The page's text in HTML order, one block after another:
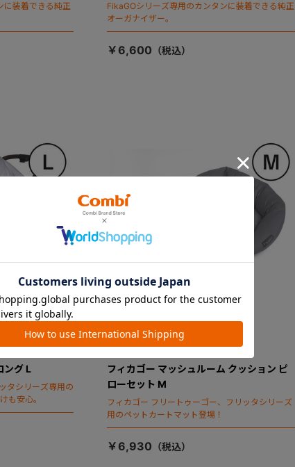
に装着できる純正
FikaGOシリーズ専用のカンタンに装着できる純正
オーガナイザー。
￥6,600
ング L
タシリーズ専用の
も安心。
フィカゴー マッシュルーム クッション ピ
ローセット M
フィカゴー フリートゥーゴー、フリッタシリーズ
用のペットカートマット登場！
￥6,930